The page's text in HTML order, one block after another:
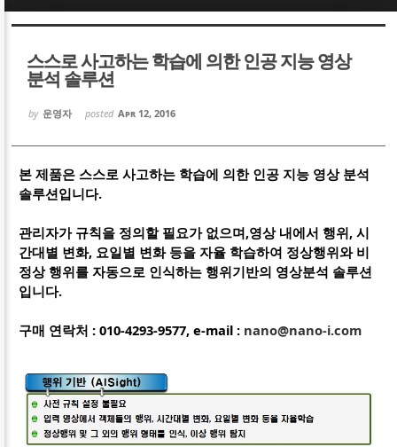
스스로 사고하는 학습에 의한 인공 지능 영상
분석 솔루션
by 운영자 posted Apr 12, 2016
본 제품은 스스로 사고하는 학습에 의한 인공 지능 영상 분석
솔루션입니다.
관리자가 규칙을 정의할 필요가 없으며,영상 내에서 행위, 시
간대별 변화, 요일별 변화 등을 자율 학습하여 정상행위와 비
정상 행위를 자동으로 인식하는 행위기반의 영상분석 솔루션
입니다.
구매 연락처 : 010-4293-9577,e-mail : nano@nano-i.com
Sketchbook5, 스케치북5
Sketchbook5, 스케치북5
Sketchbook5, 스케치북5
Sketchbook5, 스케치북5